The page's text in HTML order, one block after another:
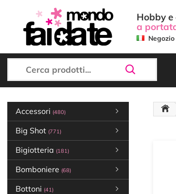
Hobby
a
Accessori (480)
Big Shot (771)
Bigiotteria (181)
Bomboniere (68)
Bottoni (41)